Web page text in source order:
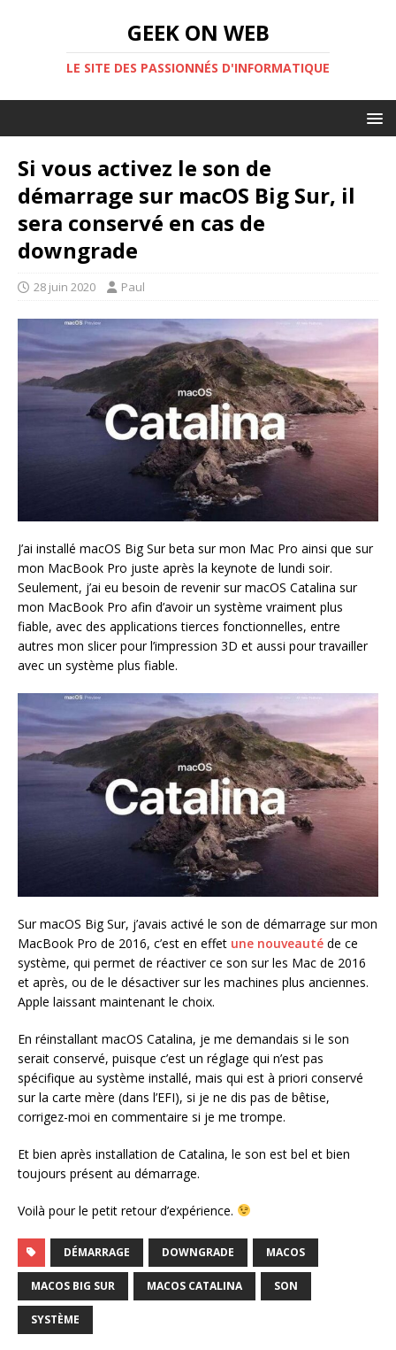
GEEK ON WEB
LE SITE DES PASSIONNÉS D'INFORMATIQUE
Si vous activez le son de
démarrage sur macOS Big Sur, il
sera conservé en cas de
downgrade
28 juin 2020 Paul
J’ai installé macOS Big Sur beta sur mon Mac Pro ainsi que sur
mon MacBook Pro juste après la keynote de lundi soir.
Seulement, j’ai eu besoin de revenir sur macOS Catalina sur
mon MacBook Pro afin d’avoir un système vraiment plus
fiable, avec des applications tierces fonctionnelles, entre
autres mon slicer pour l’impression 3D et aussi pour travailler
avec un système plus fiable.
Sur macOS Big Sur, j’avais activé le son de démarrage sur mon
MacBook Pro de 2016, c’est en effet une nouveauté de ce
système, qui permet de réactiver ce son sur les Mac de 2016
et après, ou de le désactiver sur les machines plus anciennes.
Apple laissant maintenant le choix.
En réinstallant macOS Catalina, je me demandais si le son
serait conservé, puisque c’est un réglage qui n’est pas
spécifique au système installé, mais qui est à priori conservé
sur la carte mère (dans l’EFI), si je ne dis pas de bêtise,
corrigez-moi en commentaire si je me trompe.
Et bien après installation de Catalina, le son est bel et bien
toujours présent au démarrage.
Voilà pour le petit retour d’expérience.
DÉMARRAGE DOWNGRADE MACOS
MACOS BIG SUR MACOS CATALINA SON
SYSTÈME